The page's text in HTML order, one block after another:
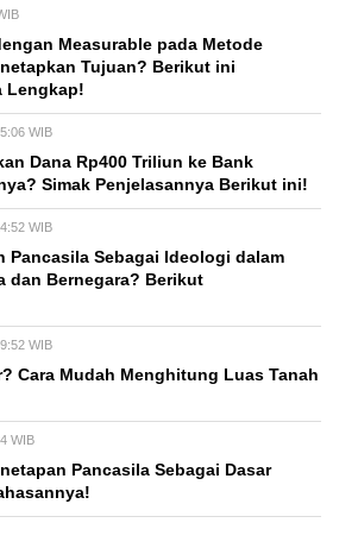
Measurable pada Metode
Tujuan? Berikut ini
Lengkap!
WIB
Dana Rp400 Triliun ke Bank
Simak Penjelasannya Berikut ini!
WIB
Pancasila Sebagai Ideologi dalam
dan Bernegara? Berikut
WIB
Cara Mudah Menghitung Luas Tanah
WIB
Pancasila Sebagai Dasar